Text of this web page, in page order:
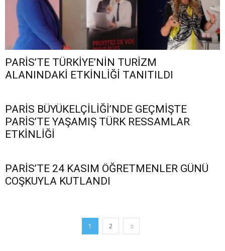
PARİS’TE TÜRKİYE’NİN TURİZM
ALANINDAKİ ETKİNLİĞİ TANITILDI
PARİS BÜYÜKELÇİLİĞİ’NDE GEÇMİŞTE
PARİS’TE YAŞAMIŞ TÜRK RESSAMLAR
ETKİNLİĞİ
PARİS’TE 24 KASIM ÖĞRETMENLER GÜNÜ
COŞKUYLA KUTLANDI
1 2